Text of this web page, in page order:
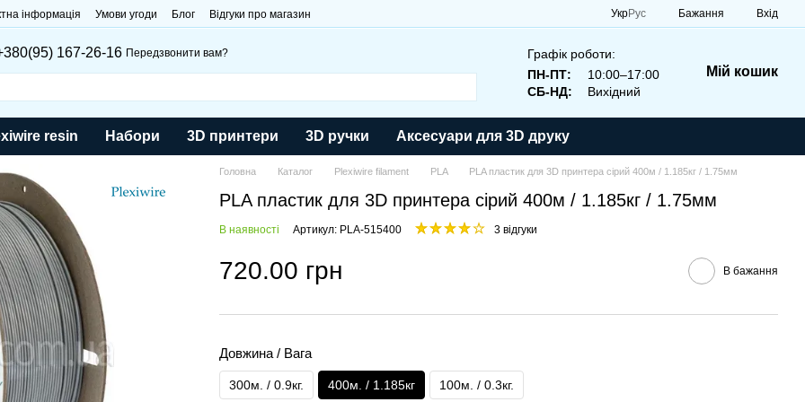
інформація Умови угоди Блог Відгуки про магазин УкрРус Бажання Вхід
167-26-16 Передзвонити вам?
Графік роботи:
ПН-ПТ:
10:00–17:00
СБ-НД:
Вихідний
Мій кошик
resin Набори 3D принтери 3D ручки Аксесуари для 3D друку
Головна Каталог Plexiwire filament PLA PLA пластик для 3D принтера сірий 400м / 1.185кг / 1.75мм
PLA пластик для 3D принтера сірий 400м / 1.185кг / 1.75мм
В наявності Артикул: PLA-515400 3 відгуки
720.00 грн В бажання
Довжина / Вага
300м. / 0.9кг. 400м. / 1.185кг 100м. / 0.3кг.